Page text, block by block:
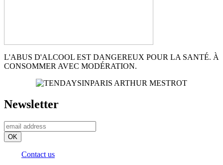
L'ABUS D'ALCOOL EST DANGEREUX POUR LA SANTÉ. À
CONSOMMER AVEC MODÉRATION.
Newsletter
Contact us